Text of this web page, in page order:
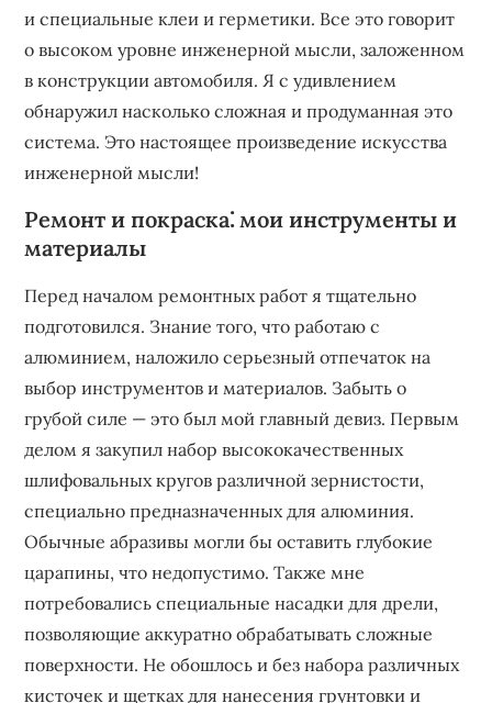
и специальные клеи и герметики. Все это говорит
о высоком уровне инженерной мысли, заложенном
в конструкции автомобиля. Я с удивлением
обнаружил насколько сложная и продуманная это
система. Это настоящее произведение искусства
инженерной мысли!
Ремонт и покраска⁚ мои инструменты и
материалы
Перед началом ремонтных работ я тщательно
подготовился. Знание того, что работаю с
алюминием, наложило серьезный отпечаток на
выбор инструментов и материалов. Забыть о
грубой силе — это был мой главный девиз. Первым
делом я закупил набор высококачественных
шлифовальных кругов различной зернистости,
специально предназначенных для алюминия.
Обычные абразивы могли бы оставить глубокие
царапины, что недопустимо. Также мне
потребовались специальные насадки для дрели,
позволяющие аккуратно обрабатывать сложные
поверхности. Не обошлось и без набора различных
кисточек и щетках для нанесения грунтовки и